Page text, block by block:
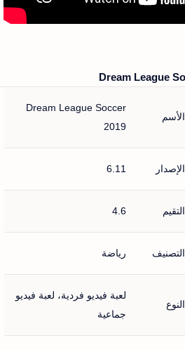
الأسم
Dream League Soccer
2019‏
الإصدار 6.11
التقيم 4.6
التصنيف رياضة
النوع
لعبة فيديو فردية، لعبة فيديو
جماعية